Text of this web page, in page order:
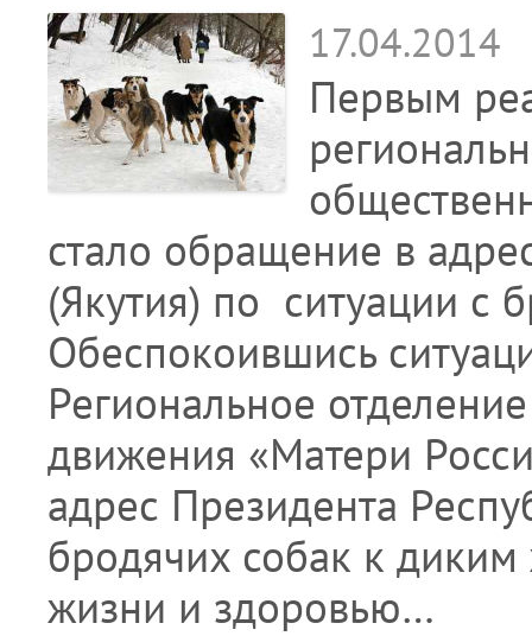
17.04.2014
Первым
стало обращение в
(Якутия) по ситуации с
Обеспокоившись
Региональное
движения «Матери
адрес Президента
бродячих собак к
жизни и здоровью…